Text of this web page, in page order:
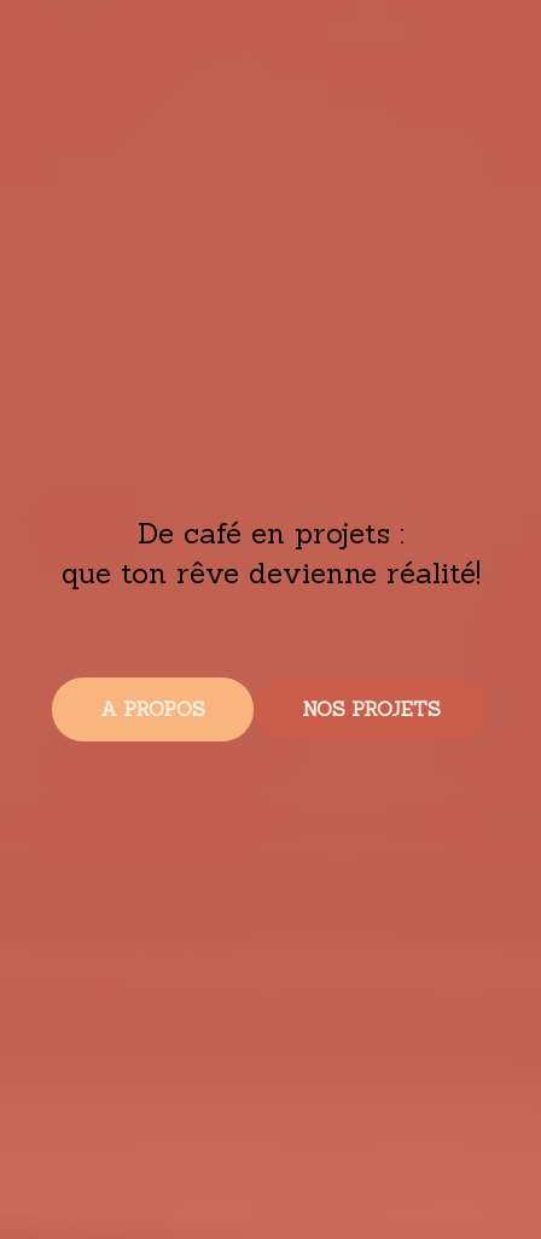
De café en projets :
que ton rêve devienne réalité!
A PROPOS NOS PROJETS